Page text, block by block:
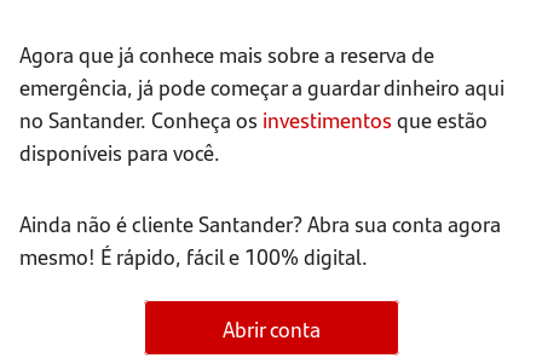
Agora que já conhece mais sobre a reserva de
emergência, já pode começar a guardar dinheiro aqui
no Santander. Conheça os investimentos que estão
disponíveis para você.
Ainda não é cliente Santander? Abra sua conta agora
mesmo! É rápido, fácil e 100% digital.
Abrir conta